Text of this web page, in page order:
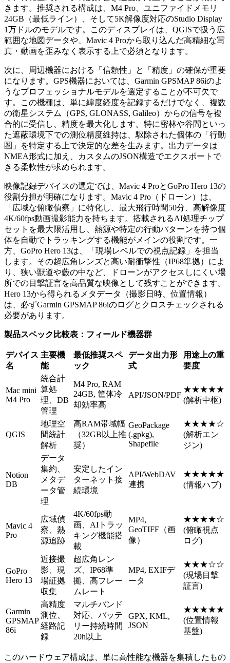
きます。推奨される構成は、M4 Pro、ユニファイドメモリ
24GB（最低ライン）、そして5K解像度対応のStudio Display
1万ドルのモデルです。このディスプレイは、QGISで扱う広
範囲な地図データや、Mavic 4 Proから取り込んだ高精細な写
真・動画を歪みなく表示する上で必須となります。
次に、周辺機器における「信頼性」と「精度」の確保が重要
になります。GPS機器においては、Garmin GPSMAP 86iのよ
うなプロフェッショナルモデルを選定することが不可欠で
す。この機種は、単に緯度経度を記録するだけでなく、複数
の衛星システム（GPS, GLONASS, Galileo）からの信号を複
合的に受信し、精度を最大化します。特に密林や谷間といっ
た遮蔽環境下での測位精度維持は、駆除された個体の「行動
圏」を特定する上で決定的な差を生みます。出力データは
NMEA形式に加え、カスタムのJSON構造でエクスポートで
きる柔軟性が求められます。
映像記録デバイスの選定では、Mavic 4 ProとGoPro Hero 13の
役割分担が明確になります。Mavic 4 Pro（ドローン）は、
「広域な俯瞰偵察」に特化し、最大飛行時間50分、高解像度
4K/60fps動画撮影能力を持ちます。搭載されるAI処理チップ
セットを最大限活用し、熱源や特定の行動パターンを持つ個
体を自動でトラッキングする機能がメインの役割です。一
方、GoPro Hero 13は、「現場レベルでの視点記録」を担当
します。その超広角レンズと高い耐衝撃性（IP68準拠）によ
り、狭い獣道や藪の中など、ドローンがアクセスしにくい場
所での目撃証言を高品質な映像として残すことができます。
Hero 13から得られるメタデータ（撮影日時、位置情報）
は、必ずGarmin GPSMAP 86iのログとクロスチェックされる
必要があります。
製品スペック比較表：フィールド機器群
デバイス
名
主要機
能
最低推奨スペ
ック
データ出力形
式
用途上の重
要度
Mac mini
M4 Pro
統合計
算処
理、DB
管理
M4 Pro, RAM
24GB, 筐体冷
却効率高
API/JSON/PDF
★★★★★
(解析中枢)
QGIS
地理空
間統計
解析
高RAM帯域幅
（32GB以上推
奨）
GeoPackage
(.gpkg),
Shapefile
★★★★☆
(解析エン
ジン)
Notion
DB
データ
集約、
メタデ
ータ管
理
安定したイン
ターネット接
続環境
API/WebDAV
連携
★★★★★
(情報ハブ)
Mavic 4
Pro
広域偵
察、熱
源追跡
4K/60fps動
画、AIトラッ
キング機能搭
載
MP4,
GeoTIFF（画
像）
★★★★☆
(俯瞰視点
ログ)
GoPro
Hero 13
近接撮
影、現
場証拠
収集
超広角レン
ズ、IP68準
拠、高フレー
ムレート
MP4, EXIFデ
ータ
★★★☆☆
(現場目撃
証言)
Garmin
GPSMAP
86i
高精度
測位、
経路記
録
マルチバンド
対応、バッテ
リー持続時間
20h以上
GPX, KML,
JSON
★★★★★
(位置情報
基盤)
このハードウェア構成は、単に高性能な機器を集積したもの